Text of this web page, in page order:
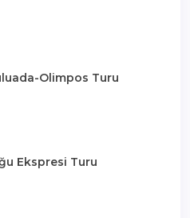
Olimpos Turu
Ekspresi Turu